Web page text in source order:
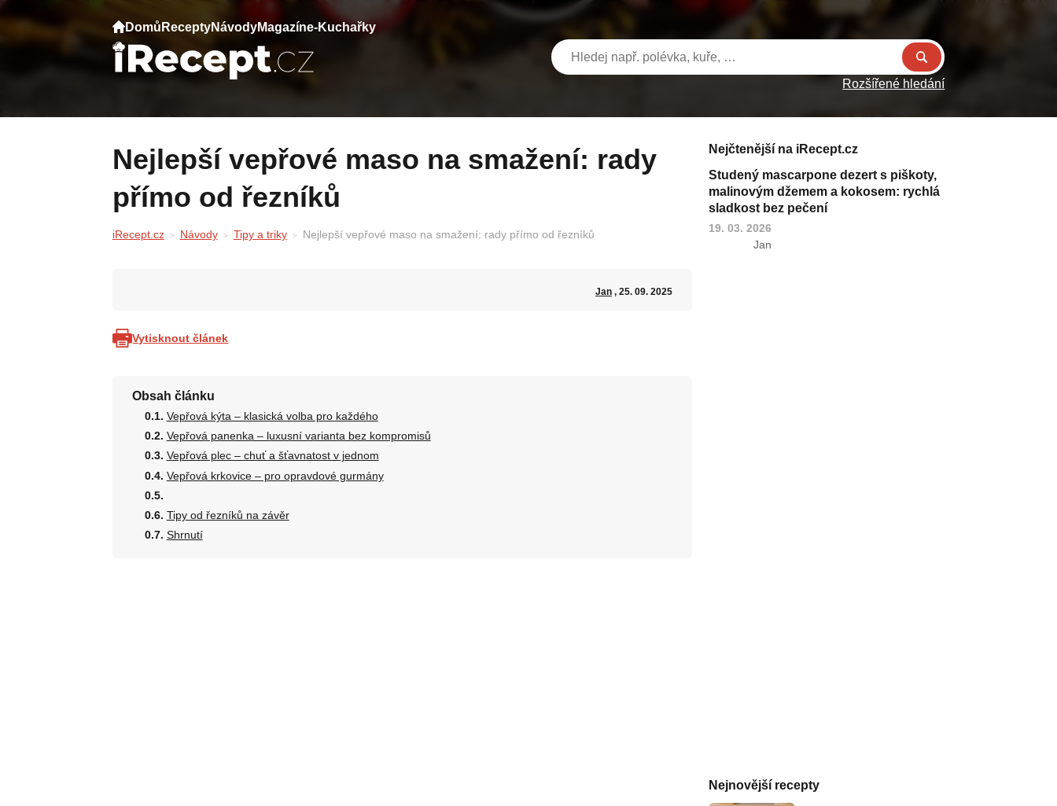
Domů ReceptyNávodyMagazíne-Kuchařky
Rozšířené hledání
Nejlepší vepřové maso na smažení: rady
přímo od řezníků
iRecept.cz Návody Tipy a triky Nejlepší vepřové maso na smažení: rady přímo od řezníků
Jan, 25. 09. 2025
Vytisknout článek
Obsah článku
Vepřová kýta – klasická volba pro každého
Vepřová panenka – luxusní varianta bez kompromisů
Vepřová plec – chuť a šťavnatost v jednom
Vepřová krkovice – pro opravdové gurmány
Tipy od řezníků na závěr
Shrnutí
Nejčtenější na iRecept.cz
Studený mascarpone dezert s piškoty,
malinovým džemem a kokosem: rychlá
sladkost bez pečení
19. 03. 2026
Jan
Nejnovější recepty